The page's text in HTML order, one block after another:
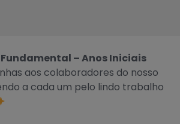
Fundamental – Anos Iniciais
aos colaboradores do nosso
a cada um pelo lindo trabalho